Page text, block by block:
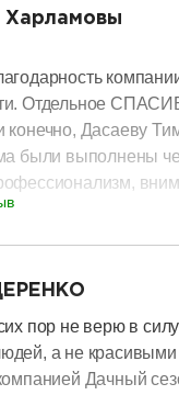
коммуникации. У
в 380,000руб.
утепления наружных
но время покажет!
Строительство
Справились за 39,
аккуратно сложили в
Хотим выразить
подвели, т.к. в
менеджеру
Алексею,
новых клиентов!
Харламовы
Отдельное
Дасаеву
были выполнены
и Ольга.
пор не верю в
а не
Дачный